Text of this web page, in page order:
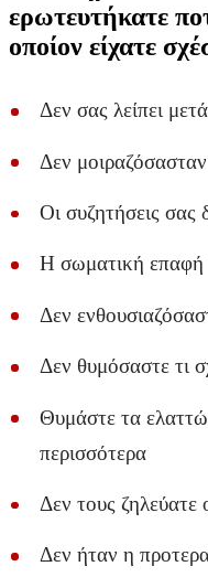
ερωτευτήκατε
οποίον είχατε
Δεν σας λείπει
Δεν
Οι συζητήσεις σας
Η σωματική επαφή
Δεν
Δεν θυμόσαστε τι
Θυμάστε τα
περισσότερα
Δεν τους ζηλεύατε
Δεν ήταν η